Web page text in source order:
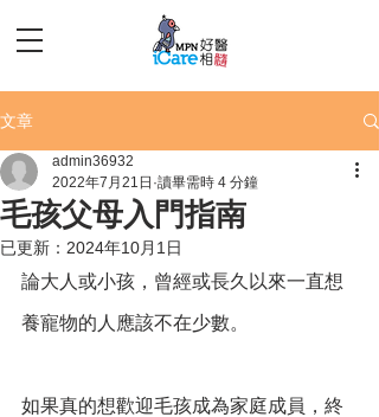
文章
毛孩父母入門指南
admin36932
2022年7月21日 讀畢需時 4 分鐘
已更新： 2024年10月1日
論大人或小孩，曾經或長久以來一直想
養寵物的人應該不在少數。
如果真的想歡迎毛孩成為家庭成員，終